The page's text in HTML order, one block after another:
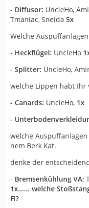
- Diffusor: UncleHo,
Tmaniac, Sneida 5x
Welche
- Heckflügel: UncleHo
- Splitter: UncleHo,
welche Lippen habt Ihr
- Canards: UncleHo, 1x
-
welche
nem Berk Kat.
denke der
- Bremsenkühlung VA:
1x...... welche
Fl?